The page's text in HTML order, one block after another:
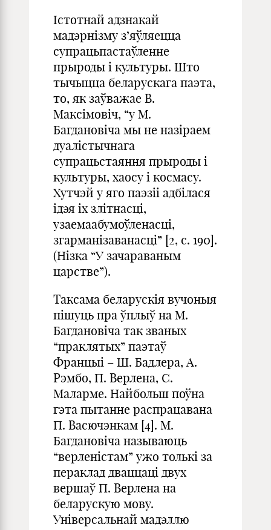
Істотнай адзнакай
мадэрнізму з’яўляецца
супрацьпастаўленне
прыроды і культуры. Што
тычыцца беларускага паэта,
то, як заўважае В.
Максімовіч, “у М.
Багдановіча мы не назіраем
дуалістычнага
супрацьстаяння прыроды і
культуры, хаосу і космасу.
Хутчэй у яго паэзіі адбілася
ідэя іх злітнасці,
узаемаабумоўленасці,
згарманізаванасці” [2, с. 190].
(Нізка “У зачараваным
царстве”).
Таксама беларускія вучоныя
пішуць пра ўплыў на М.
Багдановіча так званых
“праклятых” паэтаў
Францыi – Ш. Бадлера, А.
Рэмбо, П. Верлена, С.
Маларме. Найбольш поўна
гэта пытанне распрацавана
П. Васючэнкам [4]. М.
Багдановiча называюць
“верленiстам” ужо толькi за
пераклад дваццаці двух
вершаў П. Верлена на
беларускую мову.
Універсальнай мадэллю